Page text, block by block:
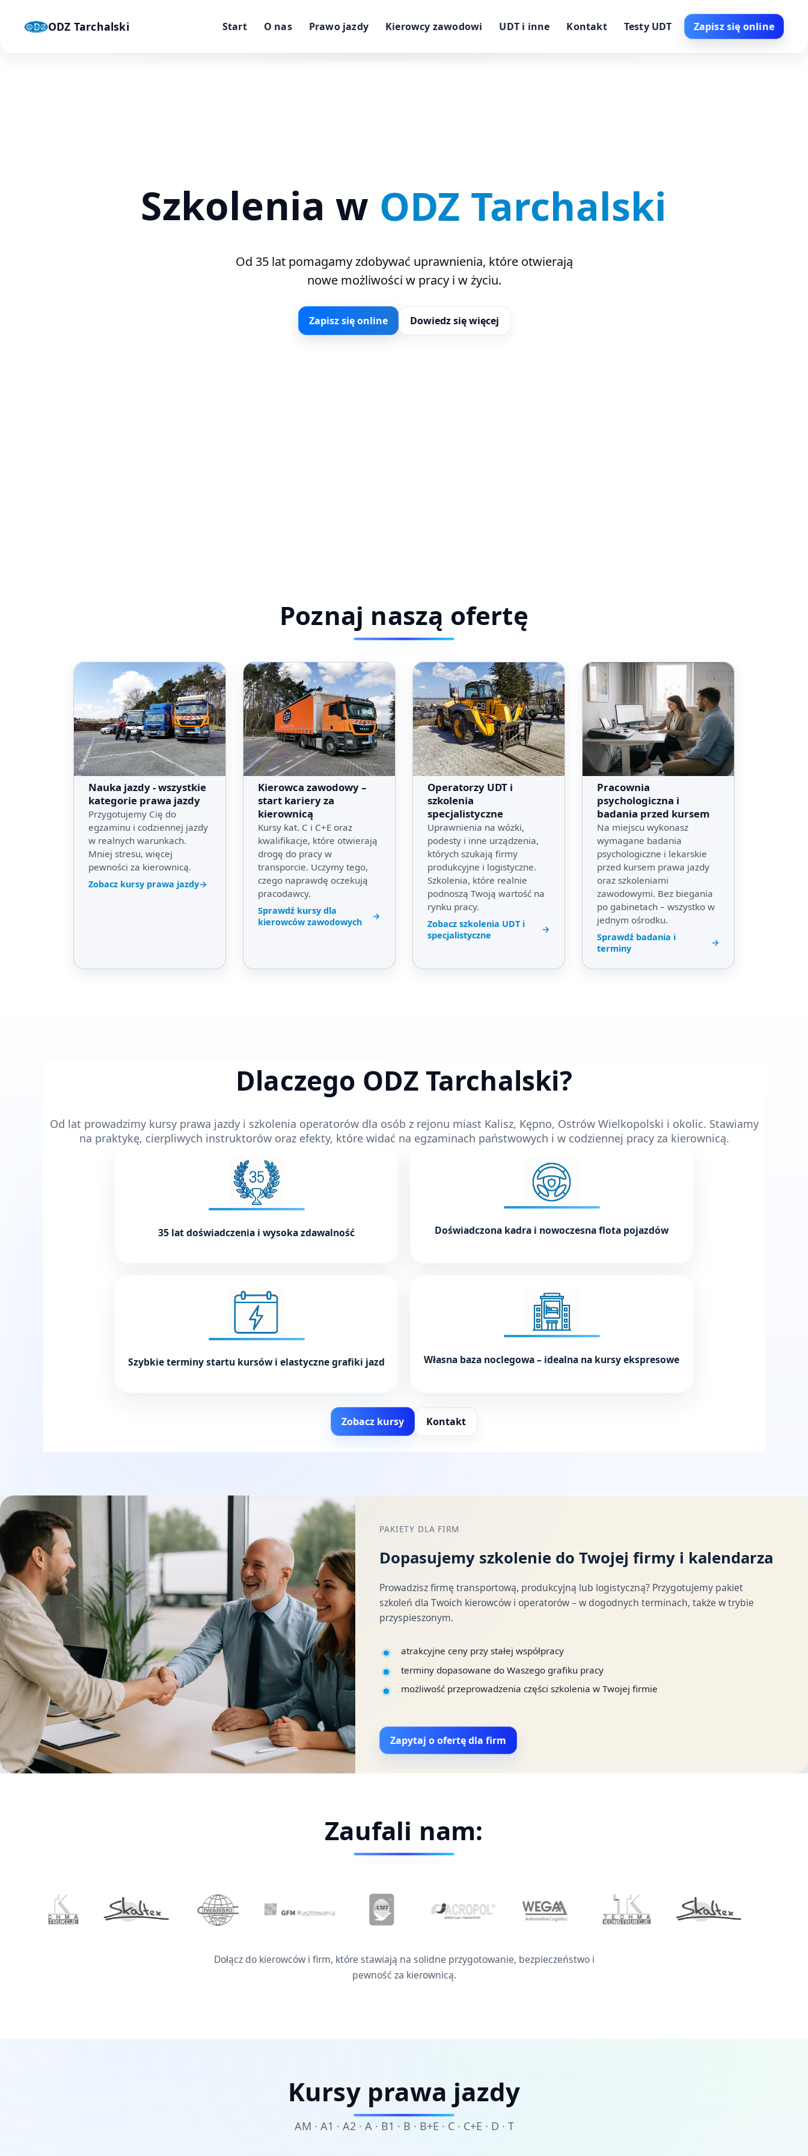
ODZ Tarchalski Start O nas Prawo jazdy Kierowcy zawodowi UDT i inne Kontakt Testy UDT Zapisz się online
Szkolenia w ODZ Tarchalski
Od 35 lat pomagamy zdobywać uprawnienia, które otwierają
nowe możliwości w pracy i w życiu.
Zapisz się online Dowiedz się więcej
Poznaj naszą ofertę
Nauka jazdy - wszystkie
kategorie prawa jazdy
Przygotujemy Cię do
egzaminu i codziennej jazdy
w realnych warunkach.
Mniej stresu, więcej
pewności za kierownicą.
Zobacz kursy prawa jazdy→
Kierowca zawodowy –
start kariery za
kierownicą
Kursy kat. C i C+E oraz
kwalifikacje, które otwierają
drogę do pracy w
transporcie. Uczymy tego,
czego naprawdę oczekują
pracodawcy.
Sprawdź kursy dla
kierowców zawodowych
→
Operatorzy UDT i
szkolenia
specjalistyczne
Uprawnienia na wózki,
podesty i inne urządzenia,
których szukają firmy
produkcyjne i logistyczne.
Szkolenia, które realnie
podnoszą Twoją wartość na
rynku pracy.
Zobacz szkolenia UDT i
specjalistyczne
→
Pracownia
psychologiczna i
badania przed kursem
Na miejscu wykonasz
wymagane badania
psychologiczne i lekarskie
przed kursem prawa jazdy
oraz szkoleniami
zawodowymi. Bez biegania
po gabinetach – wszystko w
jednym ośrodku.
Sprawdź badania i
terminy
→
Dlaczego ODZ Tarchalski?
Od lat prowadzimy kursy prawa jazdy i szkolenia operatorów dla osób z rejonu miast Kalisz, Kępno, Ostrów Wielkopolski i okolic. Stawiamy
na praktykę, cierpliwych instruktorów oraz efekty, które widać na egzaminach państwowych i w codziennej pracy za kierownicą.
35 lat doświadczenia i wysoka zdawalność Doświadczona kadra i nowoczesna flota pojazdów
Szybkie terminy startu kursów i elastyczne grafiki jazd Własna baza noclegowa – idealna na kursy ekspresowe
Zobacz kursy Kontakt
PAKIETY DLA FIRM
Dopasujemy szkolenie do Twojej firmy i kalendarza
Prowadzisz firmę transportową, produkcyjną lub logistyczną? Przygotujemy pakiet
szkoleń dla Twoich kierowców i operatorów – w dogodnych terminach, także w trybie
przyspieszonym.
atrakcyjne ceny przy stałej współpracy
terminy dopasowane do Waszego grafiku pracy
możliwość przeprowadzenia części szkolenia w Twojej firmie
Zapytaj o ofertę dla firm
Zaufali nam:
Dołącz do kierowców i firm, które stawiają na solidne przygotowanie, bezpieczeństwo i
pewność za kierownicą.
Kursy prawa jazdy
AM · A1 · A2 · A · B1 · B · B+E · C · C+E · D · T